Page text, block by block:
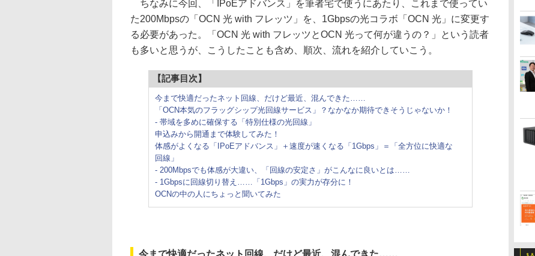
ちなみに今回、「IPoEアドバンス」を筆者宅で使うにあたり、これまで使ってい
た200Mbpsの「OCN 光 with フレッツ」を、1Gbpsの光コラボ「OCN 光」に変更す
る必要があった。「OCN 光 with フレッツとOCN 光って何が違うの？」という読者
も多いと思うが、こうしたことも含め、順次、流れを紹介していこう。
【記事目次】
今まで快適だったネット回線、だけど最近、混んできた……
「OCN本気のフラッグシップ光回線サービス」？なかなか期待できそうじゃないか！
- 帯域を多めに確保する「特別仕様の光回線」
申込みから開通まで体験してみた！
体感がよくなる「IPoEアドバンス」＋速度が速くなる「1Gbps」＝「全方位に快適な
回線」
- 200Mbpsでも体感が大違い、「回線の安定さ」がこんなに良いとは……
- 1Gbpsに回線切り替え……「1Gbps」の実力が存分に！
OCNの中の人にちょっと聞いてみた
今まで快適だったネット回線、だけど最近、混んできた……